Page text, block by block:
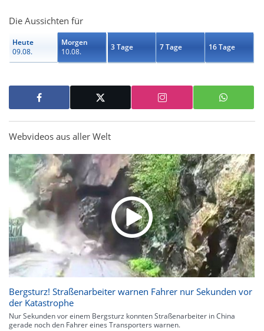
Die Aussichten für
Heute
09.08.
Morgen
10.08.
3 Tage 7 Tage 16 Tage
Webvideos aus aller Welt
Bergsturz! Straßenarbeiter warnen Fahrer nur Sekunden vor
der Katastrophe
Nur Sekunden vor einem Bergsturz konnten Straßenarbeiter in China
gerade noch den Fahrer eines Transporters warnen.